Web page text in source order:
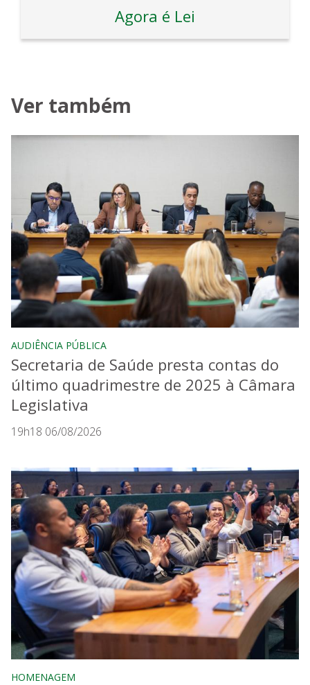
Agora é Lei
Ver também
AUDIÊNCIA PÚBLICA
Secretaria de Saúde presta contas do
último quadrimestre de 2025 à Câmara
Legislativa
19h18 06/08/2026
HOMENAGEM